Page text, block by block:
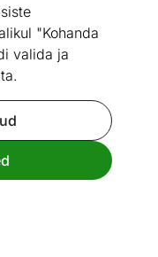
"Kohanda
valida ja
Go to slide 7
sarnaseid